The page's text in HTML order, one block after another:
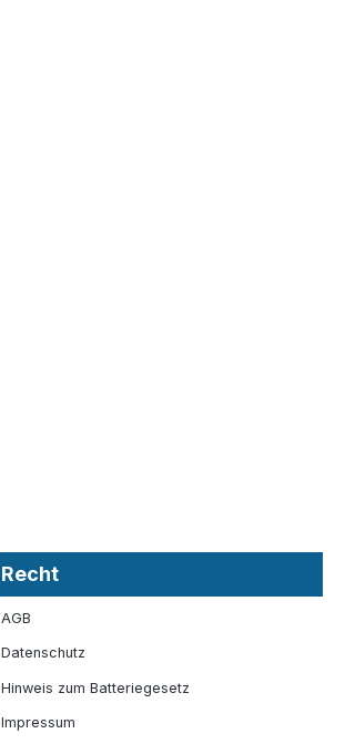
Recht
AGB
Datenschutz
Hinweis zum Batteriegesetz
Impressum